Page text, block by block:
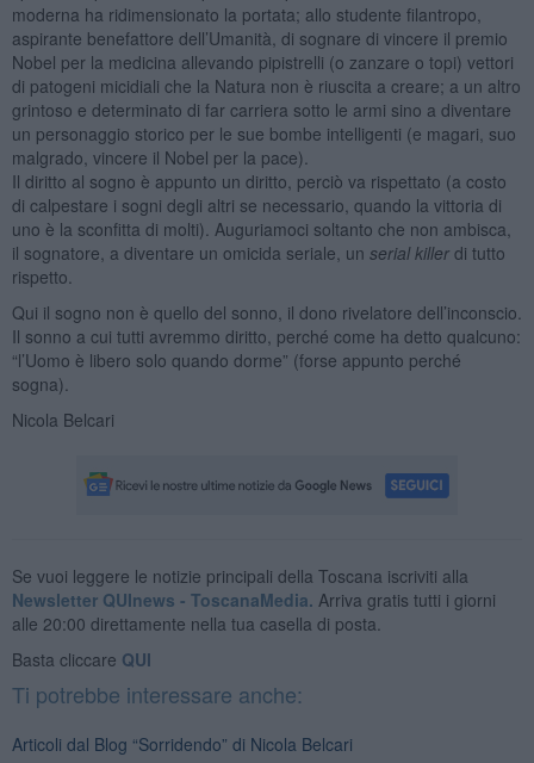
moderna ha ridimensionato la portata; allo studente filantropo,
aspirante benefattore dell’Umanità, di sognare di vincere il premio
Nobel per la medicina allevando pipistrelli (o zanzare o topi) vettori
di patogeni micidiali che la Natura non è riuscita a creare; a un altro
grintoso e determinato di far carriera sotto le armi sino a diventare
un personaggio storico per le sue bombe intelligenti (e magari, suo
malgrado, vincere il Nobel per la pace).
Il diritto al sogno è appunto un diritto, perciò va rispettato (a costo
di calpestare i sogni degli altri se necessario, quando la vittoria di
uno è la sconfitta di molti). Auguriamoci soltanto che non ambisca,
il sognatore, a diventare un omicida seriale, un serial killerdi tutto
rispetto.
Qui il sogno non è quello del sonno, il dono rivelatore dell’inconscio.
Il sonno a cui tutti avremmo diritto, perché come ha detto qualcuno:
“l’Uomo è libero solo quando dorme” (forse appunto perché
sogna).
Nicola Belcari
Se vuoi leggere le notizie principali della Toscana iscriviti alla
Newsletter QUInews - ToscanaMedia. Arriva gratis tutti i giorni
alle 20:00 direttamente nella tua casella di posta.
Basta cliccare QUI
Ti potrebbe interessare anche:
Articoli dal Blog “Sorridendo” di Nicola Belcari